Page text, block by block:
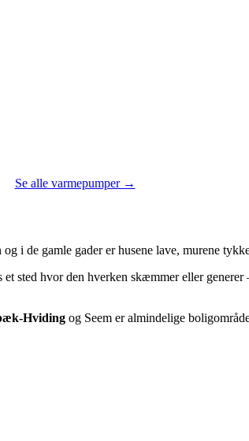
Se alle varmepumper →
i de gamle gader er husene lave, murene
sted hvor den hverken skæmmer eller
Hviding og Seem er almindelige